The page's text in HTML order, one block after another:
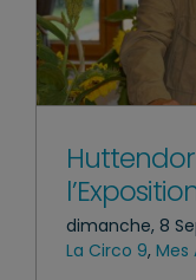
dimanche, 8
La Circo 9, Mes